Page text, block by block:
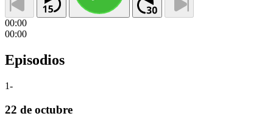
00:00
00:00
Episodios
1-
22 de octubre